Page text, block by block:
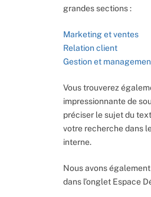
grandes sections :
Marketing et ventes
Relation client
Gestion et
Vous trouverez
impressionnante de
préciser le sujet du
votre recherche dans
interne.
Nous avons
dans l’onglet Espace